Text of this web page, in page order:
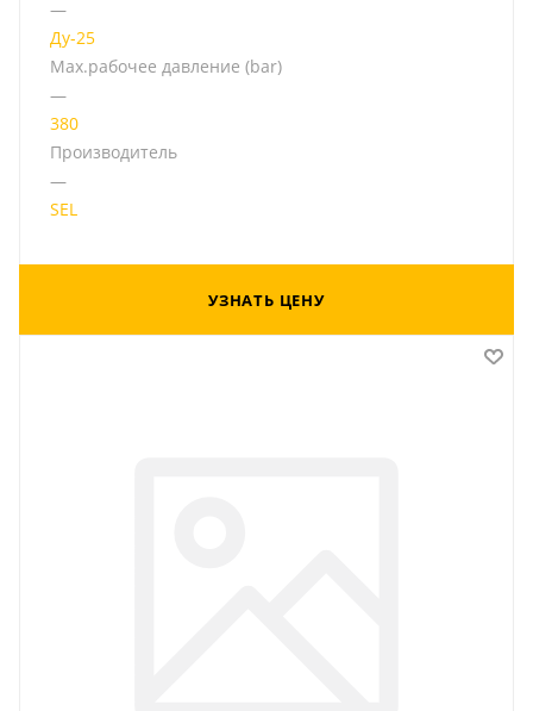
—
Ду-25
Мах.рабочее давление (bar)
—
380
Производитель
—
SEL
УЗНАТЬ ЦЕНУ